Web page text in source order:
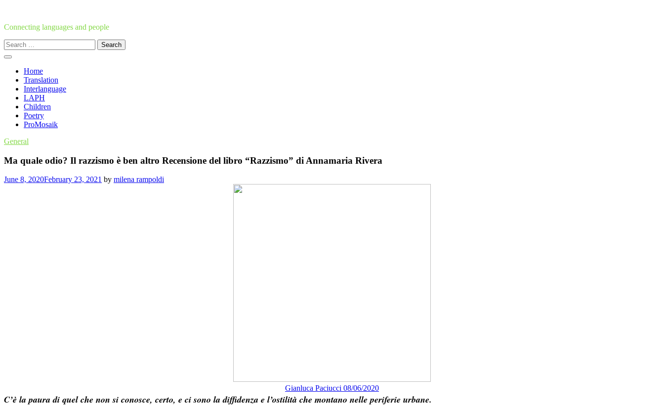
content
Connecting languages and people
Search
for:
Home
Translation
Interlanguage
LAPH
Children
Poetry
ProMosaik
General
Ma quale odio? Il razzismo è ben altro Recensione del libro “Razzismo” di Annamaria Rivera
June 8, 2020February 23, 2021 by milena rampoldi
Gianluca Paciucci 08/06/2020
C’è la paura di quel che non si conosce, certo, e ci sono la diffidenza e l’ostilità che montano nelle periferie urbane.